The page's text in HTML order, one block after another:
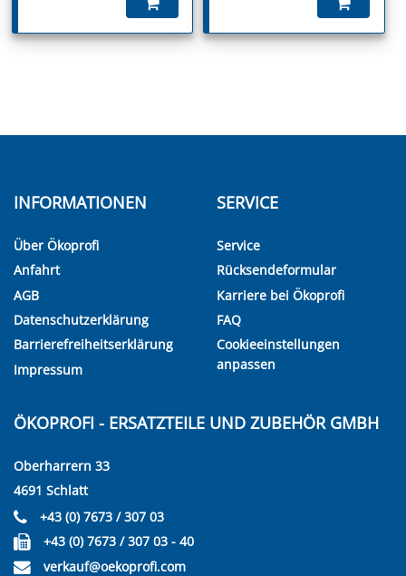
INFORMATIONEN
Über Ökoprofi
Anfahrt
AGB
Datenschutzerklärung
Barrierefreiheitserklärung
Impressum
SERVICE
Service
Rücksendeformular
Karriere bei Ökoprofi
FAQ
Cookieeinstellungen
anpassen
ÖKOPROFI - ERSATZTEILE UND ZUBEHÖR GMBH
Oberharrern 33
4691 Schlatt
+43 (0) 7673 / 307 03
+43 (0) 7673 / 307 03 - 40
verkauf@oekoprofi.com